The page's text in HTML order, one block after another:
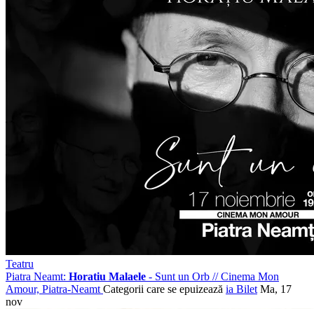
Teatru
Piatra Neamt: Horatiu Malaele - Sunt un Orb //Cinema Mon
Amour, Piatra-Neamt Categorii care se epuizează ia Bilet Ma, 17
nov